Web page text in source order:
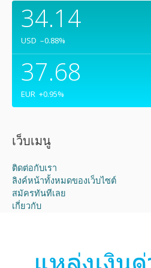
34.14
USD –0.88%
37.68
EUR +0.95%
เว็บเมนู
ติดต่อกับเรา
ลิงค์หน้าทั้งหมดของเว็บไซต์
สมัครทันทีเลย
เกี่ยวกับ